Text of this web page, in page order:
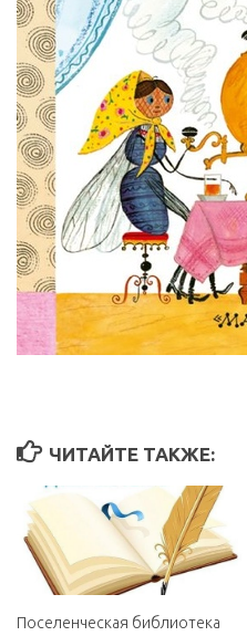
ЧИТАЙТЕ ТАКЖЕ:
Поселенческая библиотека